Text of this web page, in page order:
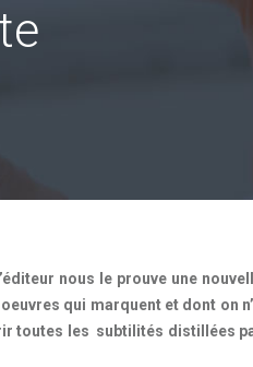
nous le prouve une
qui marquent et dont on
toutes les subtilités distillées